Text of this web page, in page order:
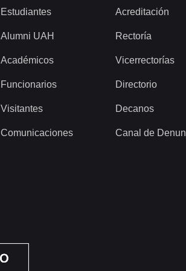
Estudiantes
Alumni UAH
Académicos
Funcionarios
Visitantes
Comunicaciones
Acreditación
Rectoría
Vicerrectorías
Directorio
Decanos
Canal de